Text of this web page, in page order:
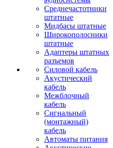
Среднечастотники
штатные
Мидбасы штатные
Широкополосники
штатные
Адаптеры штатных
разъемов
Силовой кабель
Акустический
кабель
Межблочный
кабель
Сигнальный
(монтажный)
кабель
Автоматы питания